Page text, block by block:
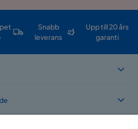
Snabb
leverans
Upp till 20 års
garanti